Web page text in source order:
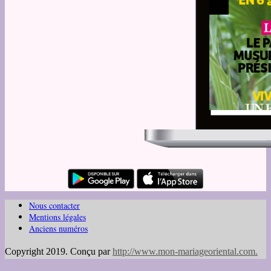
Nous contacter
Mentions légales
Anciens numéros
Copyright 2019. Conçu parhttp://www.mon-mariageoriental.com.